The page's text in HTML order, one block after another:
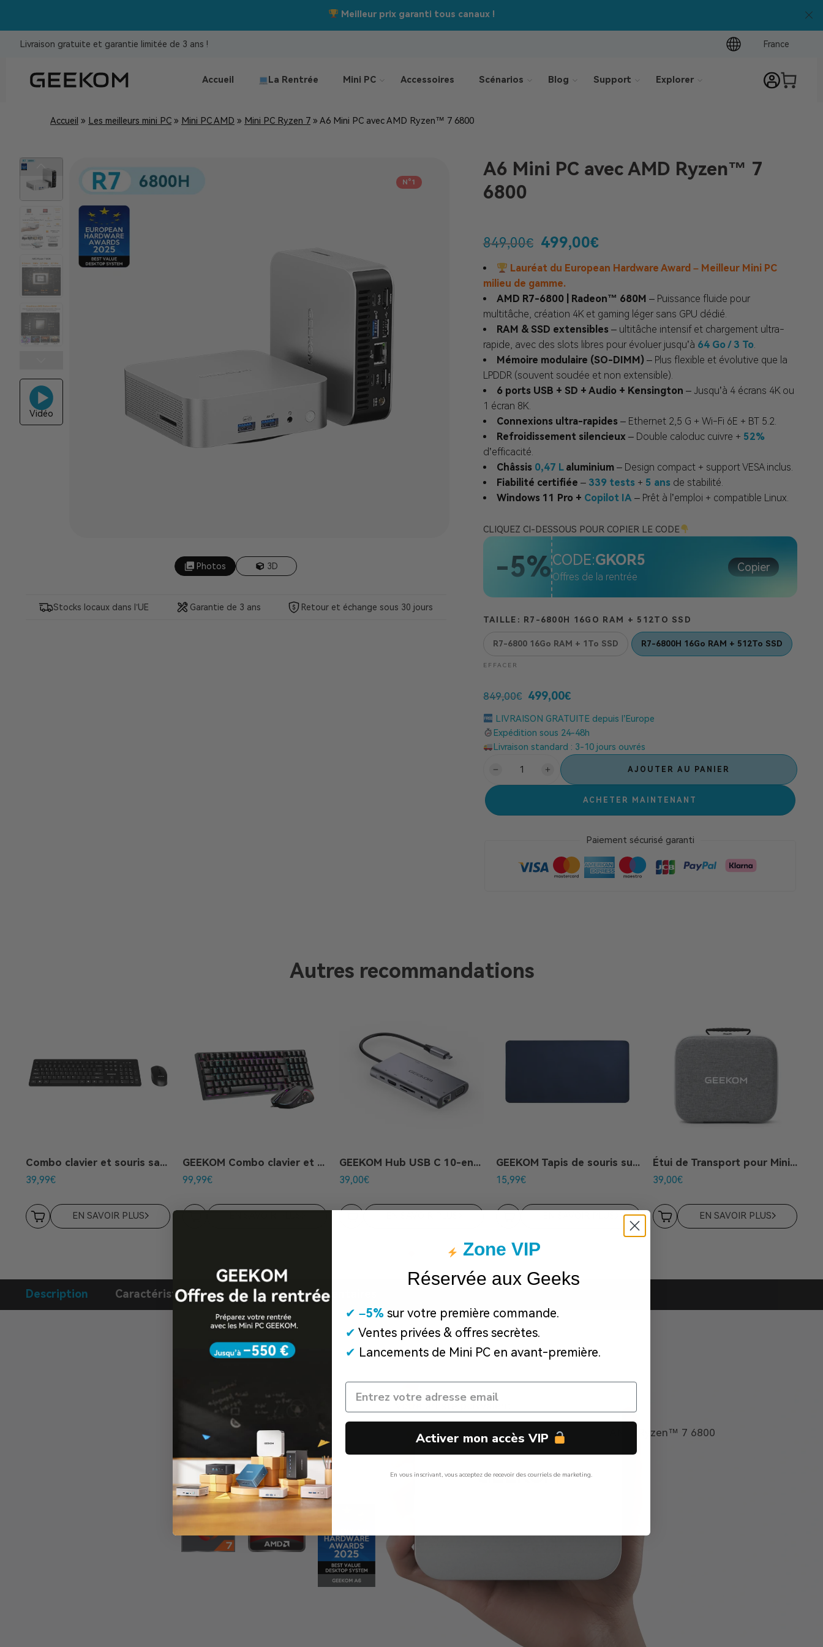
Offres de la rentrée :Jusqu’à –550 €
Livraison gratuite et garantie limitée de 3 ans ! France
Accueil La Rentrée Mini PC Accessoires Scénarios Blog Support Explorer
Accueil » Les meilleurs mini PC » Mini PC AMD » Mini PC Ryzen 7 » A6 Mini PC avec AMD Ryzen™ 7 6800
N°1
Vidéo
Photos 3D
Stocks locaux dans l’UE Garantie de 3 ans Retour et échange sous 30 jours
A6 Mini PC avec AMD Ryzen™ 7
6800
849,00€ 499,00€
Lauréat du European Hardware Award – Meilleur Mini PC
milieu de gamme.
AMD R7-6800 | Radeon™ 680M – Puissance fluide pour
multitâche, création 4K et gaming léger sans GPU dédié.
RAM & SSD extensibles– ultitâche intensif et chargement ultra-
rapide, avec des slots libres pour évoluer jusqu’à 64 Go / 3 To.
Mémoire modulaire (SO-DIMM)– Plus flexible et évolutive que la
LPDDR (souvent soudée et non extensible).
6 ports USB + SD + Audio + Kensington – Jusqu’à 4 écrans 4K ou
1 écran 8K.
Connexions ultra-rapides– Ethernet 2,5 G + Wi-Fi 6E + BT 5.2.
Refroidissement silencieux – Double caloduc cuivre + 52%
d’efficacité.
Châssis 0,47 Laluminium– Design compact + support VESA inclus.
Fiabilité certifiée – 339 tests+ 5 ansde stabilité.
Windows 11 Pro + Copilot IA– Prêt à l’emploi + compatible Linux.
CLIQUEZ CI-DESSOUS POUR COPIER LE CODE
-5%CODE:GKOR5
Offres de la rentrée
Copier
TAILLE R7-6800H 16GO RAM + 512TO SSD
R7-6800 16Go RAM + 1To SSD R7-6800H 16Go RAM + 512To SSD
EFFACER
849,00€ 499,00€
LIVRAISON GRATUITE depuis l’Europe
Expédition sous 24-48h
Livraison standard : 3-10 jours ouvrés
AJOUTER AU PANIER
ACHETER MAINTENANT
Paiement sécurisé garanti
Autres recommandations
Combo clavier et souris sans fil
39,99€
EN SAVOIR PLUS
GEEKOM Combo clavier et souris de jeux
99,99€
GEEKOM Hub USB C 10-en-1
39,00€
GEEKOM Tapis de souris sur mesure
15,99€
Étui de Transport pour Mini PC
39,00€
EN SAVOIR PLUS
Description Caractéristiques Médias Commentaires
GEEKOM A6
AMD Ryzen™ 7 6800
Zone VIP
Réservée aux Geeks
✔ –5% sur votre première commande.
✔ Ventes privées & offres secrètes.
✔ Lancements de Mini PC en avant-première.
Activer mon accès VIP
En vous inscrivant, vous acceptez de recevoir des courriels de marketing.